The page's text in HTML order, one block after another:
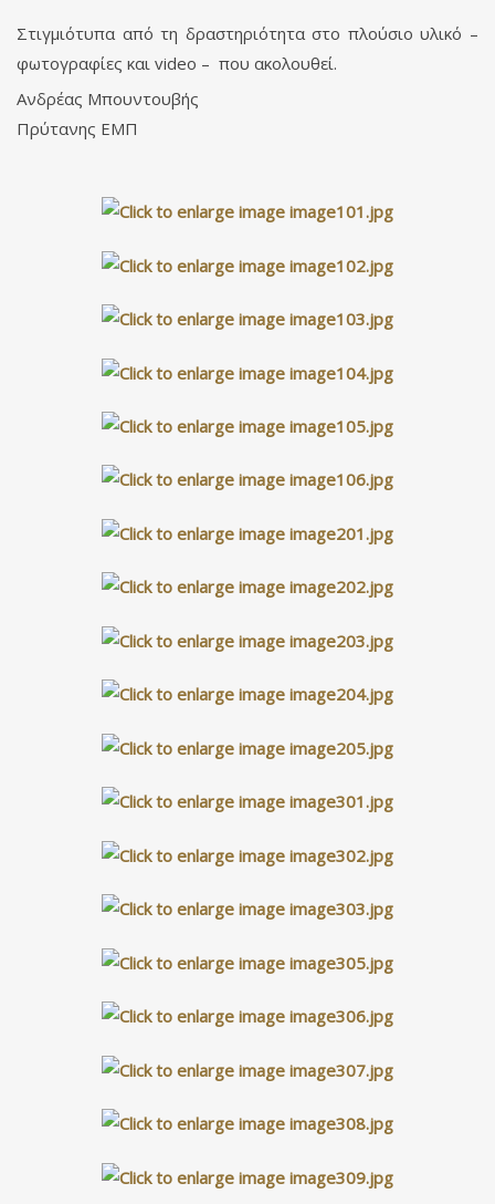
Στιγμιότυπα από τη δραστηριότητα στο πλούσιο υλικό –
φωτογραφίες και video – που ακολουθεί.
Ανδρέας Μπουντουβής
Πρύτανης ΕΜΠ